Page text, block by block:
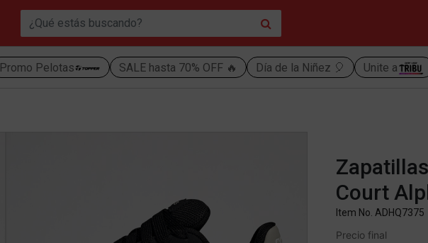
Promo Pelotas SALE hasta 70% OFF 🔥 Día de la Niñez 🎈 Unite a
Court
Item No. ADHQ7375
Precio final